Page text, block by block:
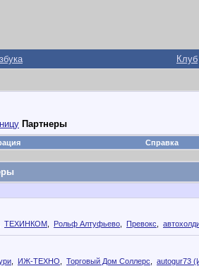
Клуб
Партнеры
Справка
ТЕХИНКОМ Рольф Алтуфьево Превокс
ИЖ-ТЕХНО Торговый Дом Соллерс autogur73